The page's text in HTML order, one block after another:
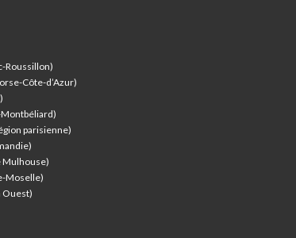
Roussillon)
Côte-d’Azur)
parisienne)
Mulhouse)
Moselle)
Ouest)